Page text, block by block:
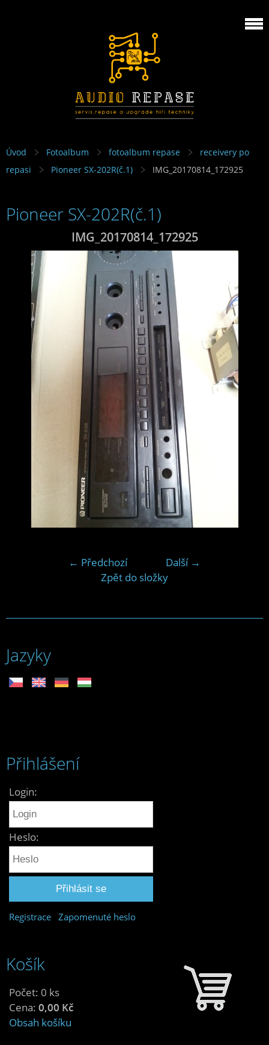
Úvod Fotoalbum fotoalbum repase
receivery po
repasi
Pioneer SX-202R(č.1) IMG_20170814_172925
Pioneer SX-202R(č.1)
IMG_20170814_172925
← Předchozí
Další →
Zpět do složky
Jazyky
Přihlášení
Login:
Heslo:
Registrace Zapomenuté heslo
Košík
Počet: 0 ks
Cena: 0,00 Kč
Obsah košíku